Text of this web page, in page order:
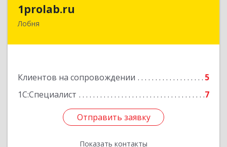
1prolab.ru
Лобня
Клиентов на сопровождении
5
1С:Специалист
7
Отправить заявку
Показать контакты
141865, Московская обл, Дмитровский р-н,
Отправить заявку
Назад